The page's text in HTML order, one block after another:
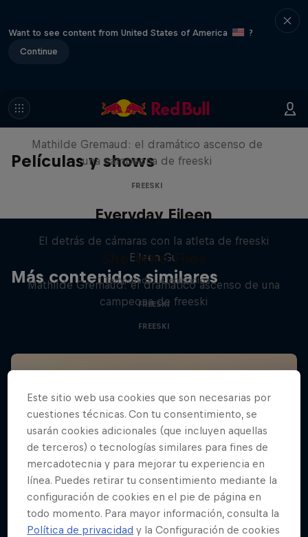
Want to see content from United States of America
?
Continue
Películas y shows
She Who Flies
Mathilde Gremaud: el dramático ascenso de
una campeona de freeski
FREESKI
Más contenidos similares
Everyday Eileen
El detrás de cámaras con la atleta de freeski
Eileen Gu
1 Temporada · 4 episodios
FREESKI
She Who Flies
Mathilde Gremaud: el dramático ascenso de una
campeona de freeski
FREESKI
Este sitio web usa cookies que son necesarias por
cuestiones técnicas. Con tu consentimiento, se
usarán cookies adicionales (que incluyen aquellas
de terceros) o tecnologías similares para fines de
mercadotecnia y para mejorar tu experiencia en
línea. Puedes retirar tu consentimiento mediante la
configuración de cookies en el pie de página en
todo momento. Para mayor información, consulta la
Política de privacidad y la Configuración de cookies